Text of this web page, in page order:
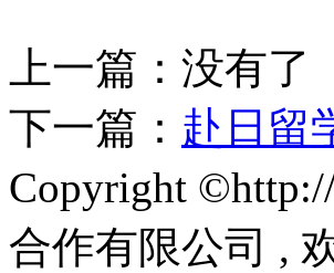
上一篇：没有了
下一篇： 赴日留
Copyright
合作有限公司 ,